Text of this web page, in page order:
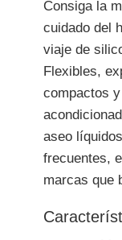
Consiga la
cuidado del
viaje de
Flexibles,
compactos
aseo
frecuentes,
marcas que